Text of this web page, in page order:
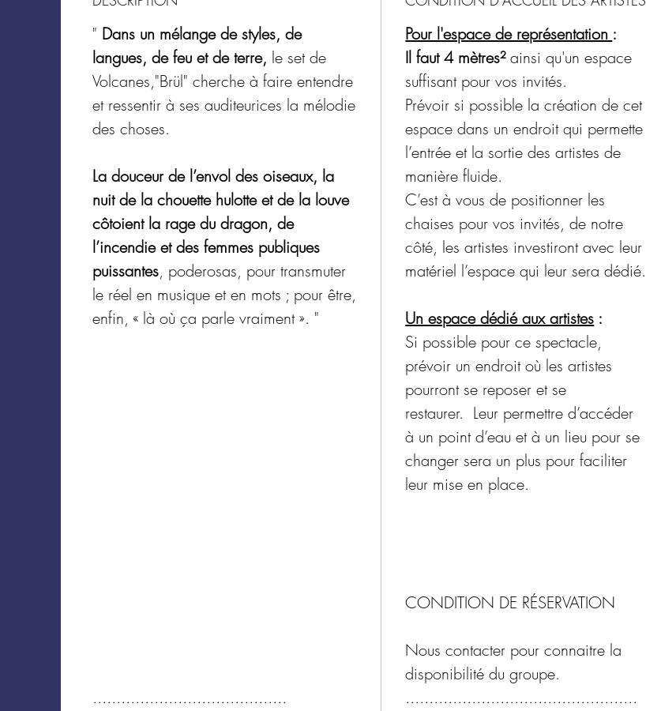
" Dans un mélange de styles, de
langues, de feu et de terre, le set de
Volcanes,"Brül" cherche à faire entendre
et ressentir à ses auditeurices la mélodie
des choses.
La douceur de l’envol des oiseaux, la
nuit de la chouette hulotte et de la louve
côtoient la rage du dragon, de
l’incendie et des femmes publiques
puissantes, poderosas, pour transmuter
le réel en musique et en mots ; pour être,
enfin, « là où ça parle vraiment ». "
.........................................
Pour l'espace de représentation :
Il faut 4 mètres²ainsi qu'un espace
suffisant pour vos invités.
Prévoir si possible la création de cet
espace dans un endroit qui permette
l’entrée et la sortie des artistes de
manière fluide.
C’est à vous de positionner les
chaises pour vos invités, de notre
côté, les artistes investiront avec leur
matériel l’espace qui leur sera dédié.
Un espace dédié aux artistes :
Si possible pour ce spectacle,
prévoir un endroit où les artistes
pourront se reposer et se
restaurer. Leur permettre d’accéder
à un point d’eau et à un lieu pour se
changer sera un plus pour faciliter
leur mise en place.
CONDITION DE RÉSERVATION
Nous contacter pour connaitre la
disponibilité du groupe.
.................................................